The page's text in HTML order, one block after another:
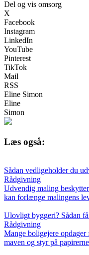
Del og vis omsorg
X
Facebook
Instagram
LinkedIn
YouTube
Pinterest
TikTok
Mail
RSS
Eline Simon
Eline
Simon
Læs også:
Sådan vedligeholder du
Rådgivning
Udvendig maling
kan forlænge malingens
Ulovligt byggeri? Sådan
Rådgivning
Mange boligejere
maven og styr på